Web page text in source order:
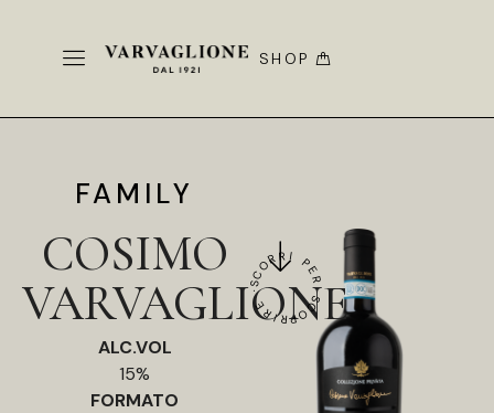
SHOP
FAMILY
COSIMO
VARVAGLIONE
ALC.VOL
15%
FORMATO
SCORRI PER SCOPRIRE ·